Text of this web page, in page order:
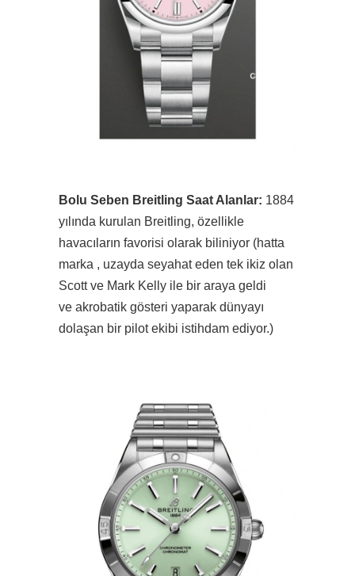
Bolu Seben Breitling Saat Alanlar: 1884
yılında kurulan Breitling, özellikle
havacıların favorisi olarak biliniyor (hatta
marka , uzayda seyahat eden tek ikiz olan
Scott ve Mark Kelly ile bir araya geldi
ve akrobatik gösteri yaparak dünyayı
dolaşan bir pilot ekibi istihdam ediyor.)